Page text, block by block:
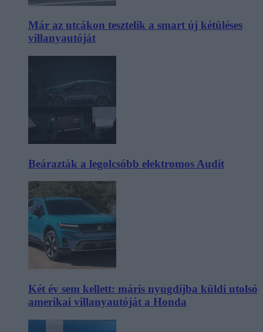
Már az utcákon tesztelik a smart új kétüléses
villanyautóját
Beárazták a legolcsóbb elektromos Audit
Két év sem kellett: máris nyugdíjba küldi utolsó
amerikai villanyautóját a Honda